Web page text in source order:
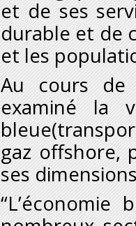
et de ses
durable et de
et les
Au cours de
examiné la
bleue
gaz offshore,
ses